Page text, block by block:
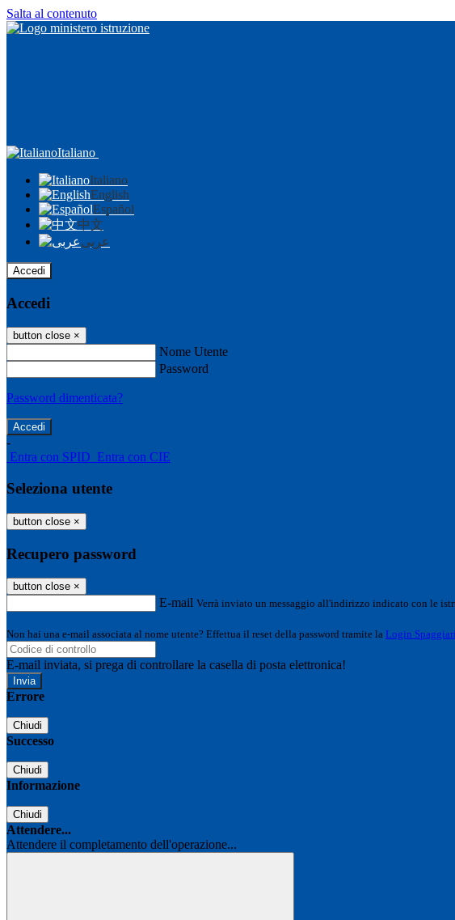
Salta al contenuto
Italiano
Italiano
English
Español
中文
عربى
Accedi
Accedi
button close ×
Nome Utente
Password
Password dimenticata?
-
Entra con SPID Entra con CIE
Seleziona utente
button close ×
Recupero password
button close ×
E-mail Verrà inviato un messaggio all'indirizzo indicato con le
Non hai una e-mail associata al nome utente? Effettua il reset della password tramite la Login Spaggiari
E-mail inviata, si prega di controllare la casella di posta elettronica!
Errore
Chiudi
Successo
Chiudi
Informazione
Chiudi
Attendere...
Attendere il completamento dell'operazione...